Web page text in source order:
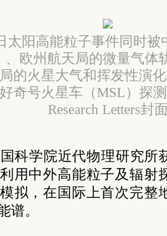
太阳高能粒子事件同时
、欧州航天局的微量气
的火星大气和挥发性演
奇号火星车（MSL）探
Research Letters封
科学院近代物理研究所
用中外高能粒子及辐射
拟，在国际上首次完整
谱。